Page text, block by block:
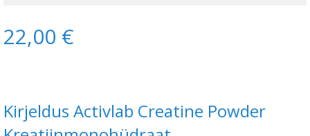
22,00 €
Kirjeldus Activlab Creatine Powder